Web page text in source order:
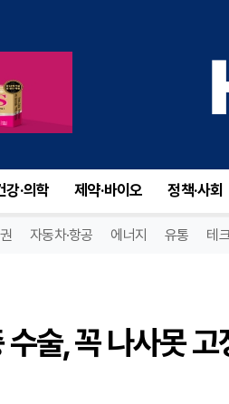
강·의학 제약·바이오 정책·사회
자동차·항공 에너지 유통 테
술, 꼭 나사못